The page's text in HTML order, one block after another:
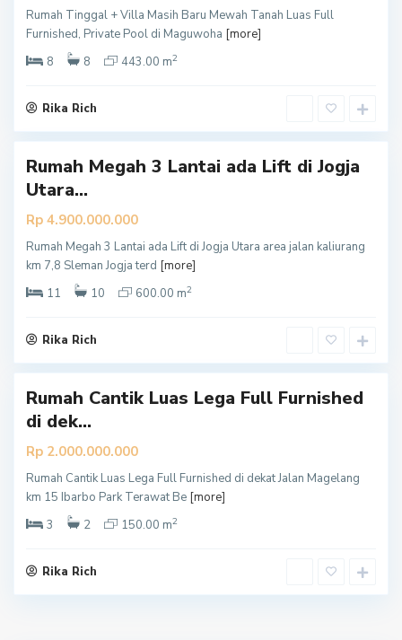
Rumah Tinggal + Villa Masih Baru Mewah Tanah Luas Full
Furnished, Private Pool di Maguwoha [more]
8
8 443.00 m2
Rika Rich
S
l
e
a
Rumah Megah 3 Lantai ada Lift di Jogja
Utara...
Rp 4.900.000.000
Rumah Megah 3 Lantai ada Lift di Jogja Utara area jalan kaliurang
km 7,8 Sleman Jogja terd [more]
11
10 600.00 m2
Rika Rich
S
l
e
a
Rumah Cantik Luas Lega Full Furnished
di dek...
Rp 2.000.000.000
Rumah Cantik Luas Lega Full Furnished di dekat Jalan Magelang
km 15 Ibarbo Park Terawat Be [more]
3
2 150.00 m2
Rika Rich